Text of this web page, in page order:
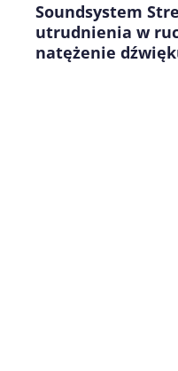
Soundsystem
utrudnienia w
natężenie